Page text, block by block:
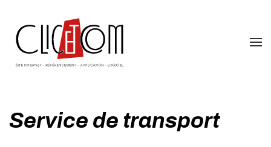
Skip
to
main
Service de transport